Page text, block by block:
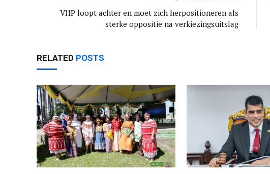
VHP loopt achter en moet zich herpositioneren als
sterke oppositie na verkiezingsuitslag
RELATED POSTS